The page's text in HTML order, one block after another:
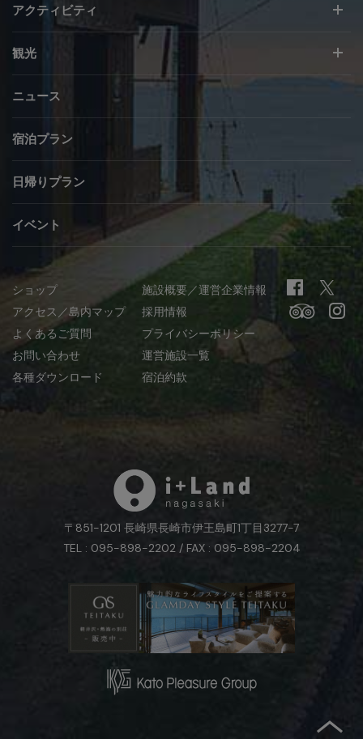
アクティビティ
観光
ニュース
宿泊プラン
日帰りプラン
イベント
ショップ
アクセス／島内マップ
よくあるご質問
お問い合わせ
各種ダウンロード
施設概要／運営企業情報
採用情報
プライバシーポリシー
運営施設一覧
宿泊約款
〒851-1201 長崎県長崎市伊王島町1丁目3277-7
TEL : 095-898-2202 / FAX : 095-898-2204